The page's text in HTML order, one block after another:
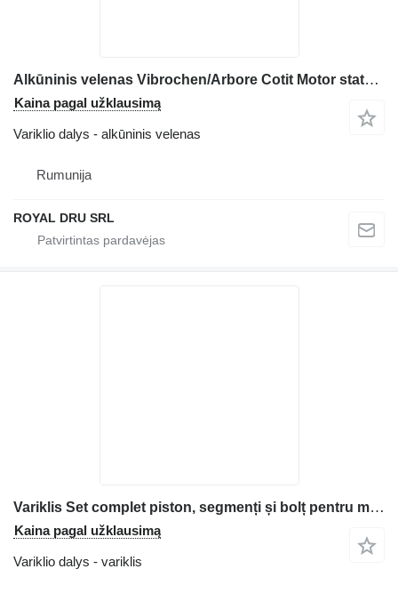
Alkūninis velenas Vibrochen/Arbore Cotit Motor statybinės technikos Deutz BF4M1012E
Kaina pagal užklausimą
Variklio dalys - alkūninis velenas
Rumunija
ROYAL DRU SRL
Variklis Set complet piston, segmenți și bolț pentru motor statybinės technikos Deutz FL912
Kaina pagal užklausimą
Variklio dalys - variklis